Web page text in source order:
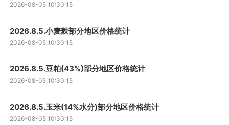
2026-08-05 10:30:15
2026.8.5.小麦麸部分地区价格统计
2026-08-05 10:30:15
2026.8.5.豆粕(43%)部分地区价格统计
2026-08-05 10:30:15
2026.8.5.玉米(14%水分)部分地区价格统计
2026-08-05 10:30:15